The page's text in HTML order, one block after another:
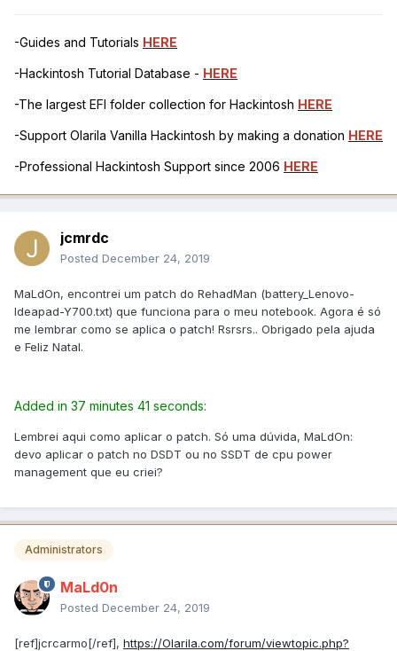
-Guides and Tutorials HERE
-Hackintosh Tutorial Database - HERE
-The largest EFI folder collection for Hackintosh HERE
-Support Olarila Vanilla Hackintosh by making a donation HERE
-Professional Hackintosh Support since 2006 HERE
jcmrdc
Posted December 24, 2019
MaLdOn, encontrei um patch do RehadMan (battery_Lenovo-
Ideapad-Y700.txt) que funciona para o meu notebook. Agora é só
me lembrar como se aplica o patch! Rsrsrs.. Obrigado pela ajuda
e Feliz Natal.
Added in 37 minutes 41 seconds:
Lembrei aqui como aplicar o patch. Só uma dúvida, MaLdOn:
devo aplicar o patch no DSDT ou no SSDT de cpu power
management que eu criei?
Administrators
MaLd0n
Posted December 24, 2019
[ref]jcrcarmo[/ref], https://Olarila.com/forum/viewtopic.php?